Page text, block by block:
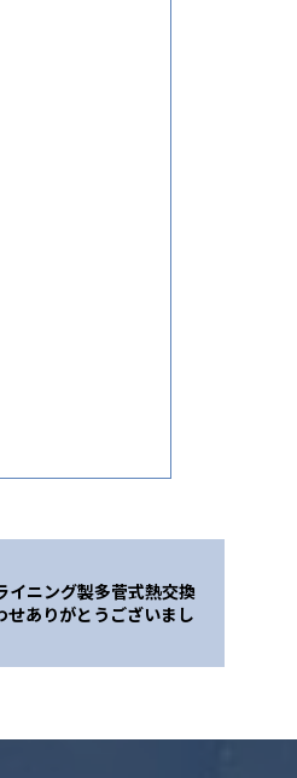
ニング製多菅式熱交換
ありがとうございまし